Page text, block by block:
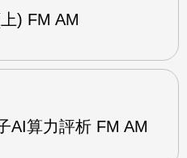
) FM AM
AI算力評析 FM AM